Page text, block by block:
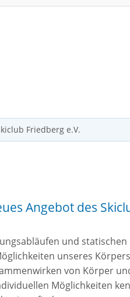
Friedberg e.V.
Angebot des
und
unseres
von Körper
Möglichkeiten